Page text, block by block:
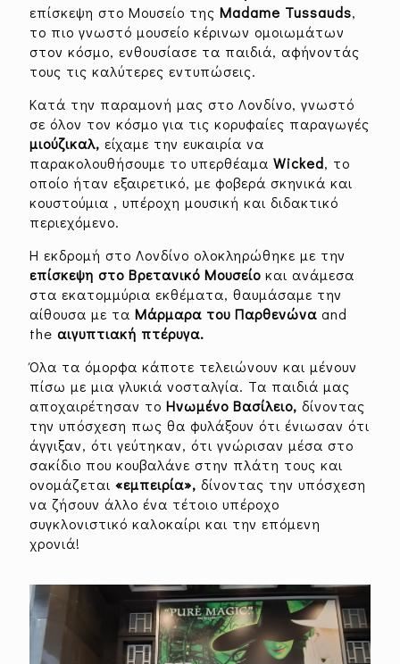
επίσκεψη στο Μουσείο της Madame Tussauds,
το πιο γνωστό μουσείο κέρινων ομοιωμάτων
στον κόσμο, ενθουσίασε τα παιδιά, αφήνοντάς
τους τις καλύτερες εντυπώσεις.
Κατά την παραμονή μας στο Λονδίνο, γνωστό
σε όλον τον κόσμο για τις κορυφαίες παραγωγές
μιούζικαλ, είχαμε την ευκαιρία να
παρακολουθήσουμε το υπερθέαμα Wicked, το
οποίο ήταν εξαιρετικό, με φοβερά σκηνικά και
κουστούμια , υπέροχη μουσική και διδακτικό
περιεχόμενο.
Η εκδρομή στο Λονδίνο ολοκληρώθηκε με την
επίσκεψη στο Βρετανικό Μουσείο και ανάμεσα
στα εκατομμύρια εκθέματα, θαυμάσαμε την
αίθουσα με τα Μάρμαρα του Παρθενώνα and
the αιγυπτιακή πτέρυγα.
Όλα τα όμορφα κάποτε τελειώνουν και μένουν
πίσω με μια γλυκιά νοσταλγία. Τα παιδιά μας
αποχαιρέτησαν το Ηνωμένο Βασίλειο, δίνοντας
την υπόσχεση πως θα φυλάξουν ότι ένιωσαν ότι
άγγιξαν, ότι γεύτηκαν, ότι γνώρισαν μέσα στο
σακίδιο που κουβαλάνε στην πλάτη τους και
ονομάζεται «εμπειρία», δίνοντας την υπόσχεση
να ζήσουν άλλο ένα τέτοιο υπέροχο
συγκλονιστικό καλοκαίρι και την επόμενη
χρονιά!